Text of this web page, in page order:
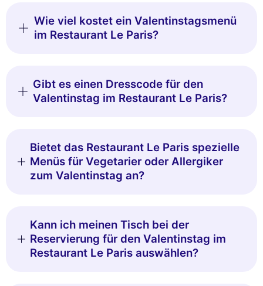
Wie viel kostet ein Valentinstagsmenü
im Restaurant Le Paris?
Gibt es einen Dresscode für den
Valentinstag im Restaurant Le Paris?
Bietet das Restaurant Le Paris spezielle
Menüs für Vegetarier oder Allergiker
zum Valentinstag an?
Kann ich meinen Tisch bei der
Reservierung für den Valentinstag im
Restaurant Le Paris auswählen?